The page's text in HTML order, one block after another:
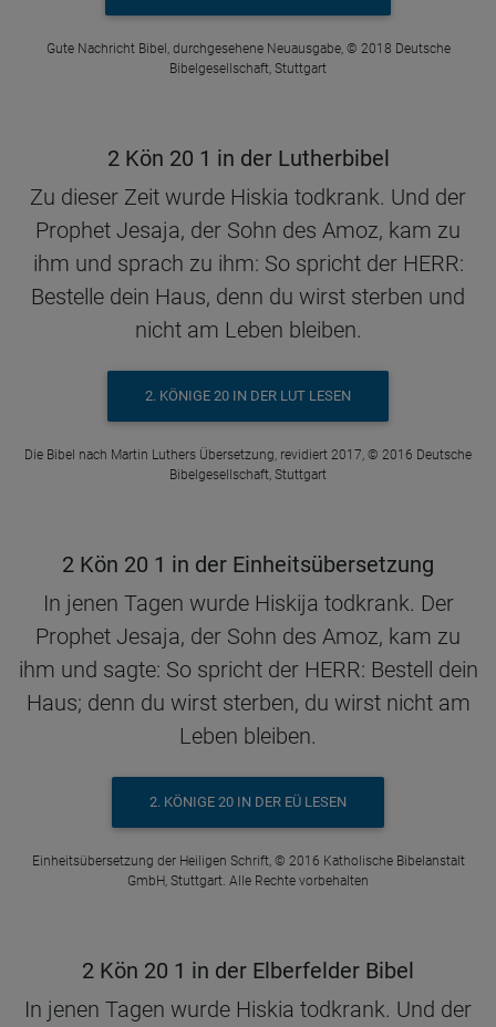
Gute Nachricht Bibel, durchgesehene Neuausgabe, © 2018 Deutsche
Bibelgesellschaft, Stuttgart
2 Kön 20 1 in der Lutherbibel
Zu dieser Zeit wurde Hiskia todkrank. Und der
Prophet Jesaja, der Sohn des Amoz, kam zu
ihm und sprach zu ihm: So spricht der HERR:
Bestelle dein Haus, denn du wirst sterben und
nicht am Leben bleiben.
2. KÖNIGE 20 IN DER LUT LESEN
Die Bibel nach Martin Luthers Übersetzung, revidiert 2017, © 2016 Deutsche
Bibelgesellschaft, Stuttgart
2 Kön 20 1 in der Einheitsübersetzung
In jenen Tagen wurde Hiskija todkrank. Der
Prophet Jesaja, der Sohn des Amoz, kam zu
ihm und sagte: So spricht der HERR: Bestell dein
Haus; denn du wirst sterben, du wirst nicht am
Leben bleiben.
2. KÖNIGE 20 IN DER EÜ LESEN
Einheitsübersetzung der Heiligen Schrift, © 2016 Katholische Bibelanstalt
GmbH, Stuttgart. Alle Rechte vorbehalten
2 Kön 20 1 in der Elberfelder Bibel
In jenen Tagen wurde Hiskia todkrank. Und der